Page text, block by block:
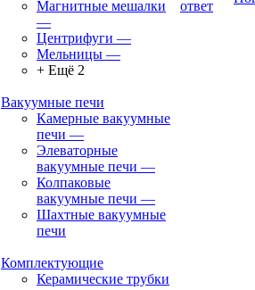
Магнитные мешалки
—
Центрифуги —
Мельницы —
+ Ещё 2
Вакуумные печи
Камерные вакуумные
печи —
Элеваторные
вакуумные печи —
Колпаковые
вакуумные печи —
Шахтные вакуумные
печи
Комплектующие
Керамические трубки
ответ